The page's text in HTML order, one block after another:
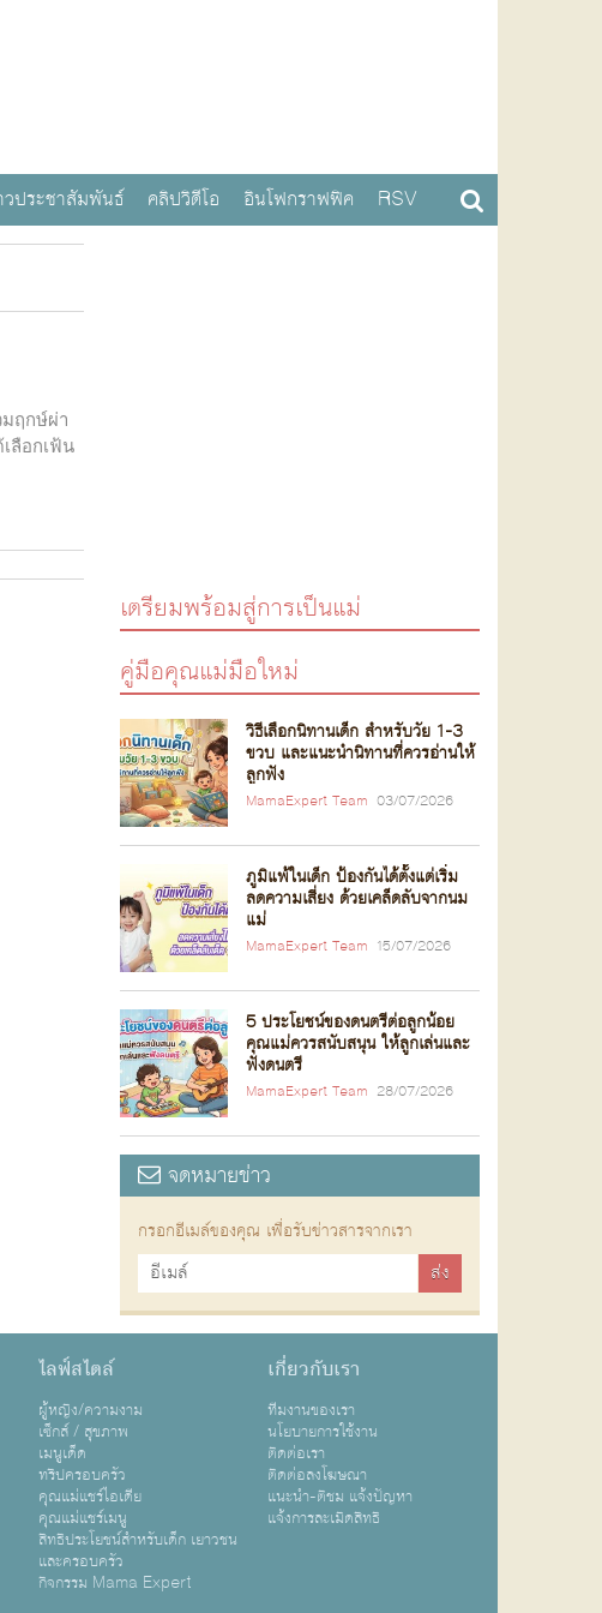
วประชาสัมพันธ์ คลิปวิดีโอ อินโฟกราฟฟิค RSV
ฤกษ์ผ่า
ลือกเฟ้น
เตรียมพร้อมสู่การเป็นแม่
คู่มือคุณแม่มือใหม่
วิธีเลือกนิทานเด็ก สำหรับวัย 1-3
ขวบ และแนะนำนิทานที่ควรอ่านให้
ลูกฟัง
MamaExpert Team 03/07/2026
ภูมิแพ้ในเด็ก ป้องกันได้ตั้งแต่เริ่ม
ลดความเสี่ยง ด้วยเคล็ดลับจากนม
แม่
MamaExpert Team 15/07/2026
5 ประโยชน์ของดนตรีต่อลูกน้อย
คุณแม่ควรสนับสนุน ให้ลูกเล่นและ
ฟังดนตรี
MamaExpert Team 28/07/2026
จดหมายข่าว
กรอกอีเมล์ของคุณ เพื่อรับข่าวสารจากเรา
ไลฟ์สไตล์
ผู้หญิง/ความงาม
เซ็กส์ / สุขภาพ
เมนูเด็ด
ทริปครอบครัว
คุณแม่แชร์ไอเดีย
คุณแม่แชร์เมนู
สิทธิประโยชน์สำหรับเด็ก เยาวชน
และครอบครัว
กิจกรรม Mama Expert
เกี่ยวกับเรา
ทีมงานของเรา
นโยบายการใช้งาน
ติดต่อเรา
ติดต่อลงโฆษณา
แนะนำ-ติชม แจ้งปัญหา
แจ้งการละเมิดสิทธิ